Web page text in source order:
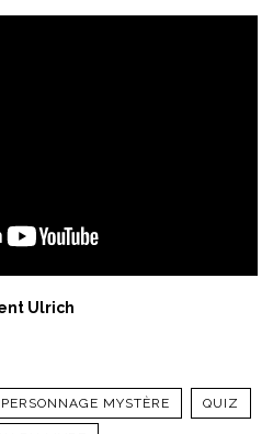
Ulrich
PERSONNAGE MYSTÈRE QUIZ